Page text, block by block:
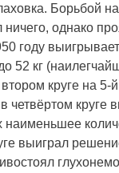
Борьбой
однако
году
52 кг
круге на
выиграл